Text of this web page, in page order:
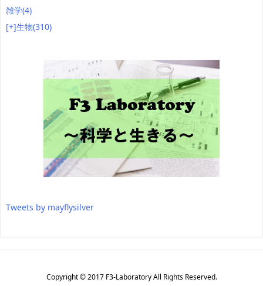
雑学(4)
[+]生物(310)
Tweets by mayflysilver
Copyright ©2017 F3-LaboratoryAll Rights Reserved.